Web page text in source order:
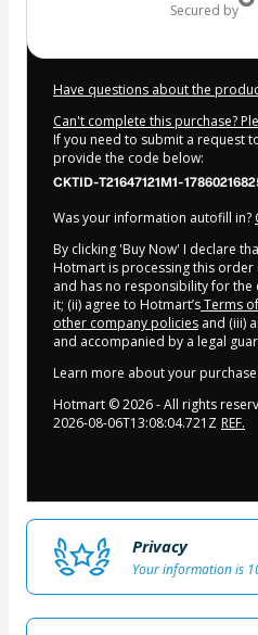
secured by
Have questions about the
Can't complete this purchase?
If you need to submit a request
provide the code below:
CKTID-T21647121M1-
Was your information autofill in?
By clicking 'Buy Now' I declare
Hotmart is processing this
and has no responsibility for
it; (ii) agree to Hotmart’sTerms
other company policies and (iii)
and accompanied by a legal
Learn more about your purchase
Hotmart ©2026- All rights
2026-08-06T13:08:04.721Z REF.
Privacy
Your information is